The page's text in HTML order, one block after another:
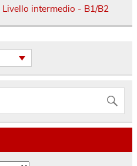
Livello intermedio - B1/B2